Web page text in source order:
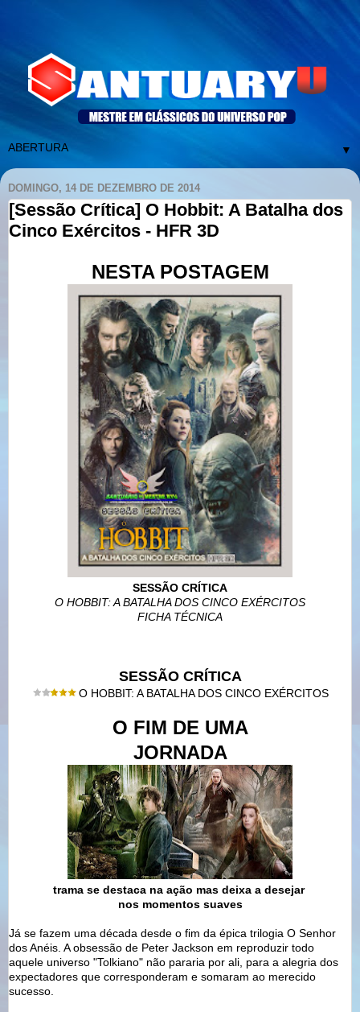
▼
DOMINGO, 14 DE DEZEMBRO DE 2014
[Sessão Crítica] O Hobbit: A Batalha dos
Cinco Exércitos - HFR 3D
NESTA POSTAGEM
SESSÃO CRÍTICA
O HOBBIT: A BATALHA DOS CINCO EXÉRCITOS
FICHA TÉCNICA
SESSÃO CRÍTICA
O HOBBIT: A BATALHA DOS CINCO EXÉRCITOS
O FIM DE UMA
JORNADA
trama se destaca na ação mas deixa a desejar
nos momentos suaves
Já se fazem uma década desde o fim da épica trilogia O Senhor
dos Anéis. A obsessão de Peter Jackson em reproduzir todo
aquele universo "Tolkiano" não pararia por ali, para a alegria dos
expectadores que corresponderam e somaram ao merecido
sucesso.